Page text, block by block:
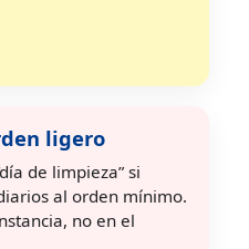
ligero
de limpieza” si
al orden mínimo.
no en el